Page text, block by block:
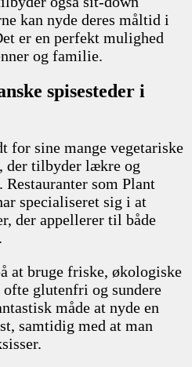
kan nyde deres måltid i
er en perfekt mulighed
og familie.
spisesteder i
for sine mange vegetariske
der tilbyder lækre og
som Plant
specialiseret sig i at
der appellerer til både
at bruge friske, økologiske
glutenfri og sundere
måde at nyde en
samtidig med at man